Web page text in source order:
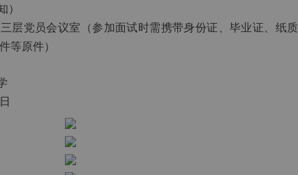
层党员会议室（参加面试时需携带身份证、毕业证、纸质
等原件）